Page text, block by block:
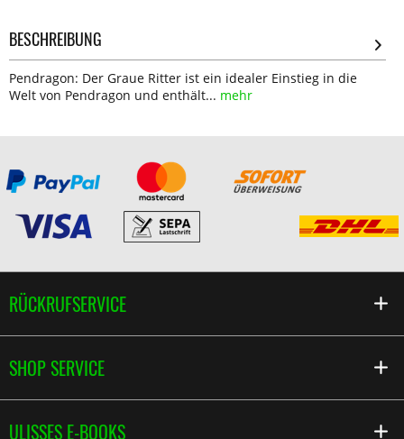
BESCHREIBUNG
Pendragon: Der Graue Ritter ist ein idealer Einstieg in die
Welt von Pendragon und enthält... mehr
RÜCKRUFSERVICE
SHOP SERVICE
ULISSES E-BOOKS